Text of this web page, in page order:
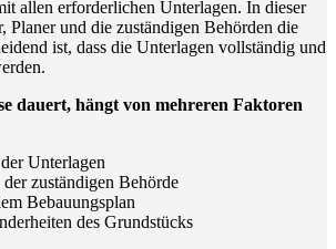
allen erforderlichen Unterlagen. In dieser
Planer und die zuständigen Behörden die
ist, dass die Unterlagen vollständig und
dauert, hängt von mehreren Faktoren
Unterlagen
zuständigen Behörde
Bebauungsplan
des Grundstücks